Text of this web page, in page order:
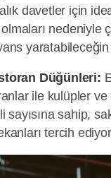
davetler için
olmaları nedeniyle
Düğünleri:
ile kulüpler ve
sayısına sahip,
tercih